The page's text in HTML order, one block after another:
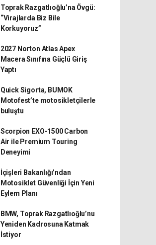
Toprak Razgatlıoğlu’na Övgü:
“Virajlarda Biz Bile
Korkuyoruz”
2027 Norton Atlas Apex
Macera Sınıfına Güçlü Giriş
Yaptı
Quick Sigorta, BUMOK
Motofest’te motosikletçilerle
buluştu
Scorpion EXO-1500 Carbon
Air ile Premium Touring
Deneyimi
İçişleri Bakanlığı’ndan
Motosiklet Güvenliği İçin Yeni
Eylem Planı
BMW, Toprak Razgatlıoğlu’nu
Yeniden Kadrosuna Katmak
İstiyor